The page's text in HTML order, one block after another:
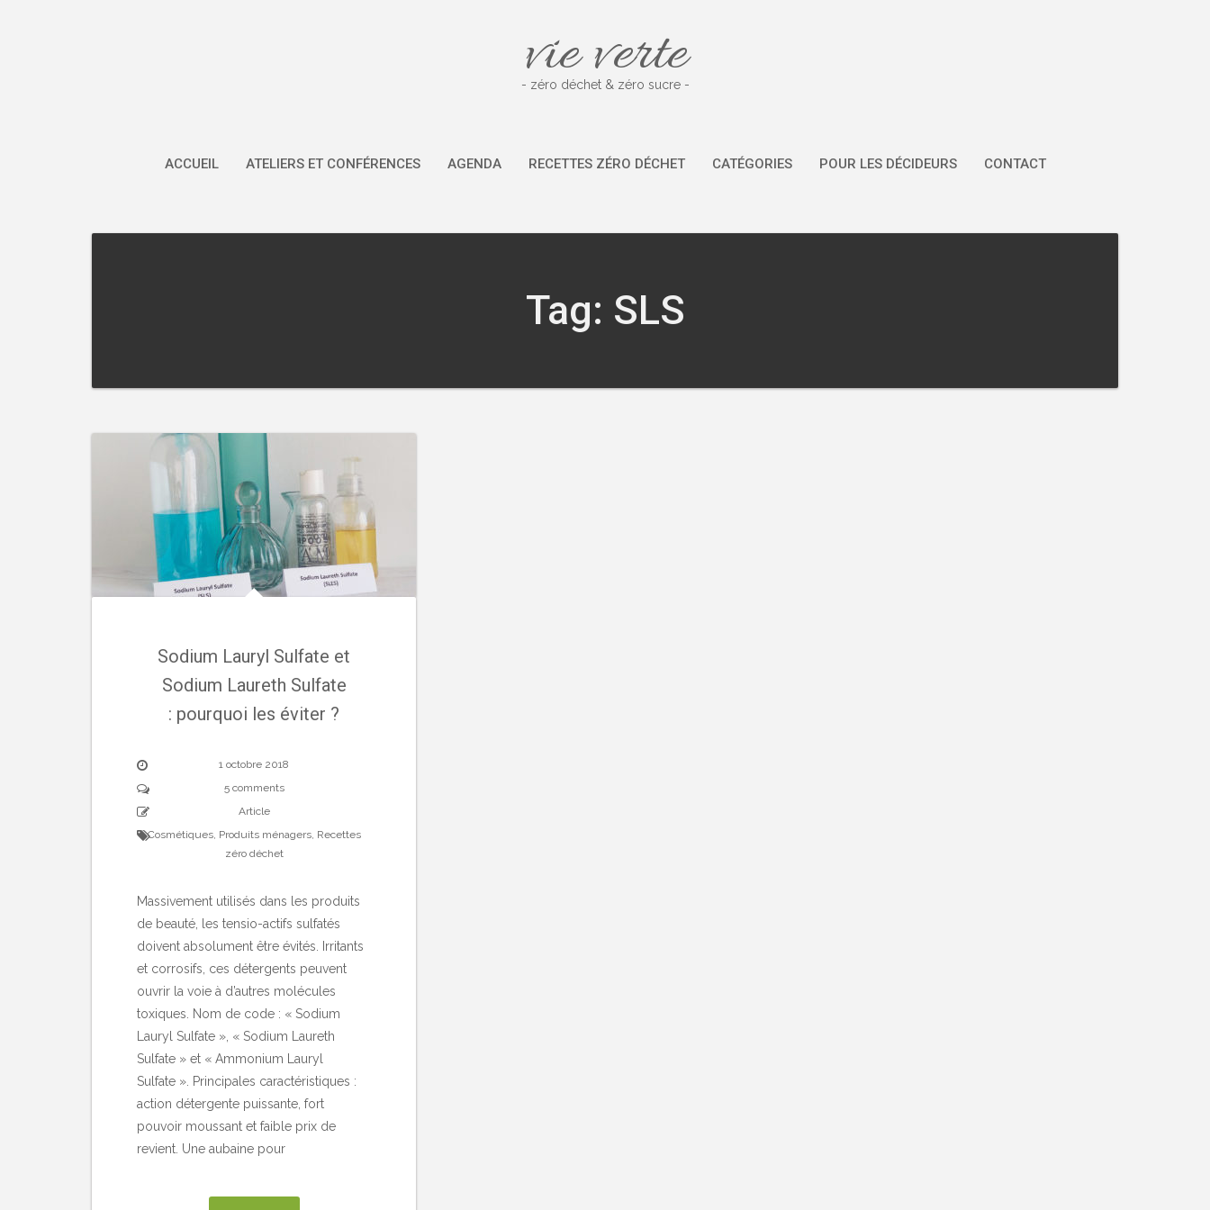
vie verte
- zéro déchet & zéro sucre -
ACCUEIL ATELIERS ET CONFÉRENCES AGENDA RECETTES ZÉRO DÉCHET CATÉGORIES POUR LES DÉCIDEURS CONTACT
Tag: SLS
Sodium Lauryl Sulfate et
Sodium Laureth Sulfate
: pourquoi les éviter ?
1 octobre 2018
5 comments
Article
Cosmétiques, Produits ménagers, Recettes
zéro déchet
Massivement utilisés dans les produits
de beauté, les tensio-actifs sulfatés
doivent absolument être évités. Irritants
et corrosifs, ces détergents peuvent
ouvrir la voie à d’autres molécules
toxiques. Nom de code : « Sodium
Lauryl Sulfate », « Sodium Laureth
Sulfate » et « Ammonium Lauryl
Sulfate ». Principales caractéristiques :
action détergente puissante, fort
pouvoir moussant et faible prix de
revient. Une aubaine pour